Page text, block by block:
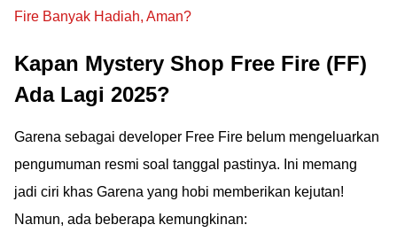
Fire Banyak Hadiah, Aman?
Kapan Mystery Shop Free Fire (FF)
Ada Lagi 2025?
Garena sebagai developer Free Fire belum mengeluarkan
pengumuman resmi soal tanggal pastinya. Ini memang
jadi ciri khas Garena yang hobi memberikan kejutan!
Namun, ada beberapa kemungkinan: